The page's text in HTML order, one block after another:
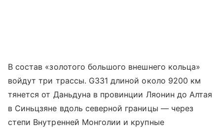
В состав «золотого большого внешнего кольца»
войдут три трассы. G331 длиной около 9200 км
тянется от Даньдуна в провинции Ляонин до Алтая
в Синьцзяне вдоль северной границы — через
степи Внутренней Монголии и крупные